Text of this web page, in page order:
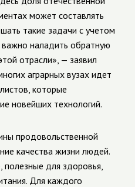
может составлять
такие задачи с учетом
важно наладить обратную
отрасли», — заявил
аграрных вузах идет
которые
новейших технологий.
продовольственной
качества жизни людей.
полезные для здоровья,
Для каждого